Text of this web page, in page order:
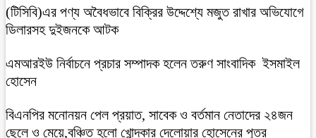
(টিসিবি)এর পণ্য অবৈধভাবে বিক্রির উদ্দেশ্যে মজুত রাখার অভিযোগে
ডিলারসহ দুইজনকে আটক
এমআরইউ নির্বাচনে প্রচার সম্পাদক হলেন তরুণ সাংবাদিক ইসমাইল
হোসেন
বিএনপির মনোনয়ন পেল প্রয়াত, সাবেক ও বর্তমান নেতাদের ২৪জন
ছেলে ও মেয়ে,বঞ্চিত হলো খোন্দকার দেলোয়ার হোসেনের পুত্র